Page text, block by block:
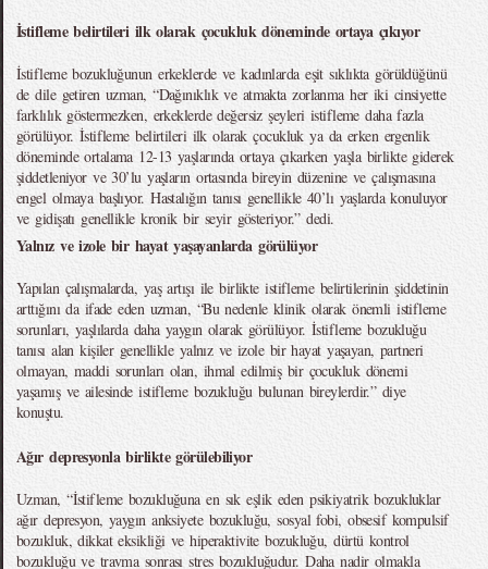
İstifleme belirtileri ilk olarak çocukluk döneminde ortaya çıkıyor
İstifleme bozukluğunun erkeklerde ve kadınlarda eşit sıklıkta görüldüğünü
de dile getiren uzman, “Dağınıklık ve atmakta zorlanma her iki cinsiyette
farklılık göstermezken, erkeklerde değersiz şeyleri istifleme daha fazla
görülüyor. İstifleme belirtileri ilk olarak çocukluk ya da erken ergenlik
döneminde ortalama 12-13 yaşlarında ortaya çıkarken yaşla birlikte giderek
şiddetleniyor ve 30’lu yaşların ortasında bireyin düzenine ve çalışmasına
engel olmaya başlıyor. Hastalığın tanısı genellikle 40’lı yaşlarda konuluyor
ve gidişatı genellikle kronik bir seyir gösteriyor.” dedi.
Yalnız ve izole bir hayat yaşayanlarda görülüyor
Yapılan çalışmalarda, yaş artışı ile birlikte istifleme belirtilerinin şiddetinin
arttığını da ifade eden uzman, “Bu nedenle klinik olarak önemli istifleme
sorunları, yaşlılarda daha yaygın olarak görülüyor. İstifleme bozukluğu
tanısı alan kişiler genellikle yalnız ve izole bir hayat yaşayan, partneri
olmayan, maddi sorunları olan, ihmal edilmiş bir çocukluk dönemi
yaşamış ve ailesinde istifleme bozukluğu bulunan bireylerdir.” diye
konuştu.
Ağır depresyonla birlikte görülebiliyor
Uzman, “İstifleme bozukluğuna en sık eşlik eden psikiyatrik bozukluklar
ağır depresyon, yaygın anksiyete bozukluğu, sosyal fobi, obsesif kompulsif
bozukluk, dikkat eksikliği ve hiperaktivite bozukluğu, dürtü kontrol
bozukluğu ve travma sonrası stres bozukluğudur. Daha nadir olmakla